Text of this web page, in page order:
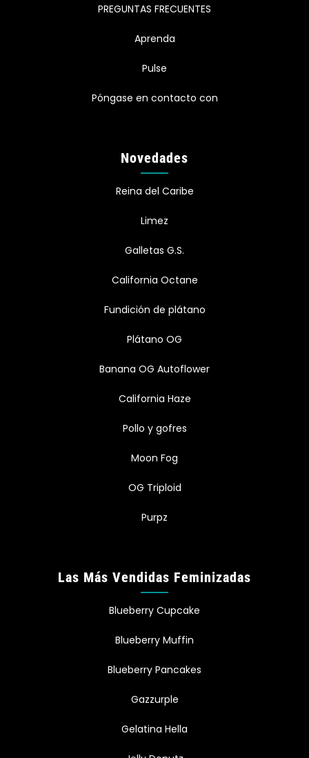
PREGUNTAS FRECUENTES
Aprenda
Pulse
Póngase en contacto con
Novedades
Reina del Caribe
Limez
Galletas G.S.
California Octane
Fundición de plátano
Plátano OG
Banana OG Autoflower
California Haze
Pollo y gofres
Moon Fog
OG Triploid
Purpz
Las Más Vendidas Feminizadas
Blueberry Cupcake
Blueberry Muffin
Blueberry Pancakes
Gazzurple
Gelatina Hella